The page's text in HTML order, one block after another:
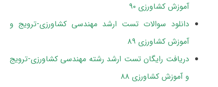
آموزش کشاورزی ۹۰
دانلود سوالات تست ارشد مهندسی کشاورزی-ترویج و
آموزش کشاورزی ۸۹
دریافت رایگان تست ارشد رشته مهندسی کشاورزی-ترویج
و آموزش کشاورزی ۸۸